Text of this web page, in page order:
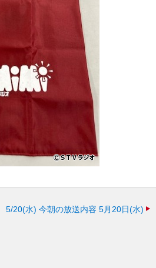
5/20(水) 今朝の放送内容 5月20日(水)